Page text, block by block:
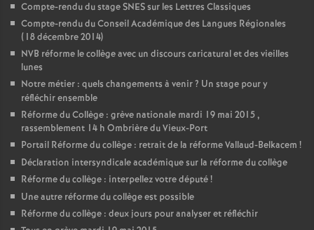
Compte-rendu du stage SNES sur les Lettres Classiques
Compte-rendu du Conseil Académique des Langues Régionales
(18 décembre 2014)
NVB réforme le collège avec un discours caricatural et des vieilles
lunes
Notre métier : quels changements à venir? Un stage pour y
réfléchir ensemble
Réforme du Collège : grève nationale mardi 19 mai 2015 ,
rassemblement 14 h Ombrière du Vieux-Port
Portail Réforme du collège : retrait de la réforme Vallaud-Belkacem !
Déclaration intersyndicale académique sur la réforme du collège
Réforme du collège : interpellez votre député!
Une autre réforme du collège est possible
Réforme du collège : deux jours pour analyser et réfléchir